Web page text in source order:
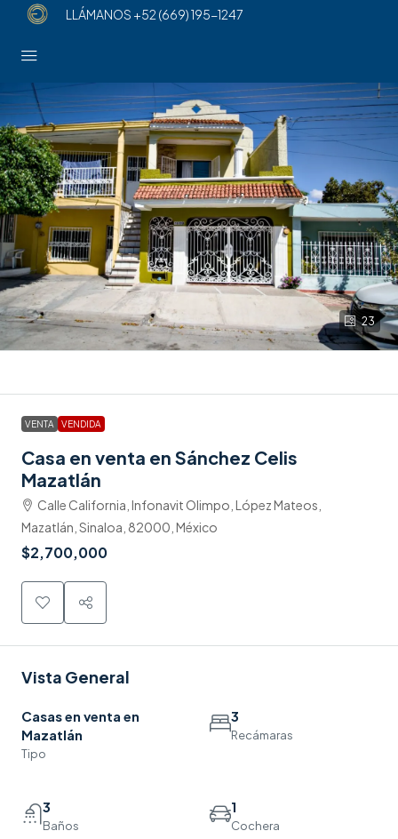
LLÁMANOS +52 (669) 195-1247
23
VENTA VENDIDA
Casa en venta en Sánchez Celis
Mazatlán
Calle California, Infonavit Olimpo, López Mateos,
Mazatlán, Sinaloa, 82000, México
$2,700,000
Vista General
Casas en venta en
Mazatlán
Tipo
3
Recámaras
3
Baños
1
Cochera